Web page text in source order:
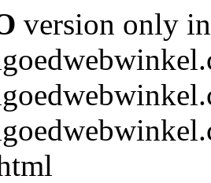
version only